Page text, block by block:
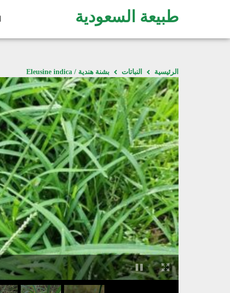
طبيعة السعودية
الرئيسية النباتات بشنة هندية / Eleusine indica